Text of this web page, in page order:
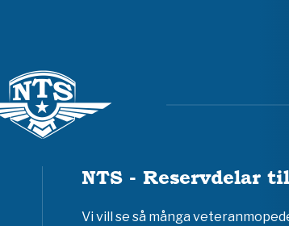
NTS - Reservdelar
Vi vill se så många